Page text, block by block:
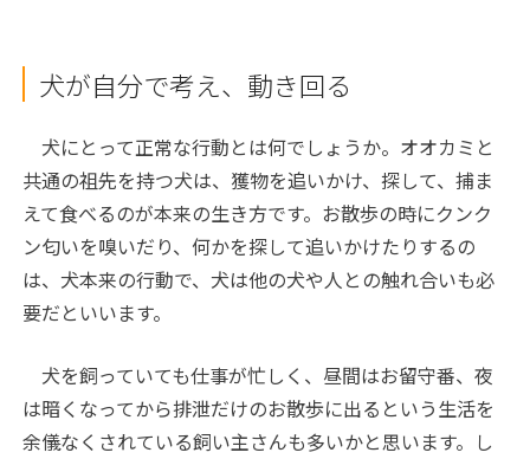
犬が自分で考え、動き回る
犬にとって正常な行動とは何でしょうか。オオカミと
共通の祖先を持つ犬は、獲物を追いかけ、探して、捕ま
えて食べるのが本来の生き方です。お散歩の時にクンク
ン匂いを嗅いだり、何かを探して追いかけたりするの
は、犬本来の行動で、犬は他の犬や人との触れ合いも必
要だといいます。
犬を飼っていても仕事が忙しく、昼間はお留守番、夜
は暗くなってから排泄だけのお散歩に出るという生活を
余儀なくされている飼い主さんも多いかと思います。し